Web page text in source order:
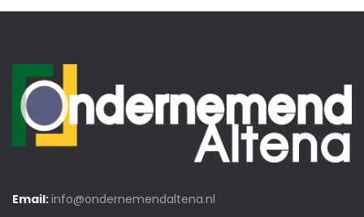
Email:info@ondernemendaltena.nl